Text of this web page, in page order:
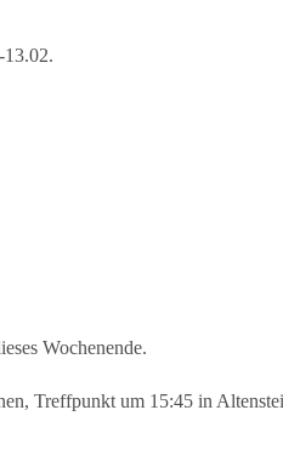
Wochenende.
Treffpunkt um 15:45 in